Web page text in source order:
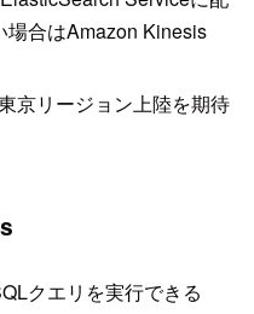
合はAmazon Kinesis
京リージョン上陸を期待
クエリを実行できる